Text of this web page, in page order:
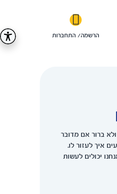
הרשמה/ התחברות
ברור אם מדובר
איך לעזור לו.
יכולים לעשות